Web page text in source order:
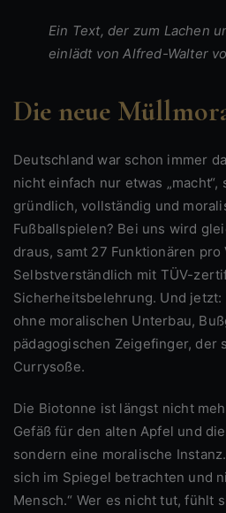
Ein Text, der zum Lachen und zum Nachdenken
einlädt von Alfred-Walter
Die neue
Deutschland war schon immer das Land, in dem man
nicht einfach nur etwas
gründlich, vollständig und
Fußballspielen? Bei uns wird
draus, samt 27 Funktionären
Selbstverständlich mit TÜV-
Sicherheitsbelehrung. Und
ohne moralischen Unterbau,
pädagogischen Zeigefinger, der
Currysoße.
Die Biotonne ist längst nicht mehr nur ein praktisches
Gefäß für den alten Apfel und
sondern eine moralische
sich im Spiegel betrachten und
Mensch.“ Wer es nicht tut, fühlt